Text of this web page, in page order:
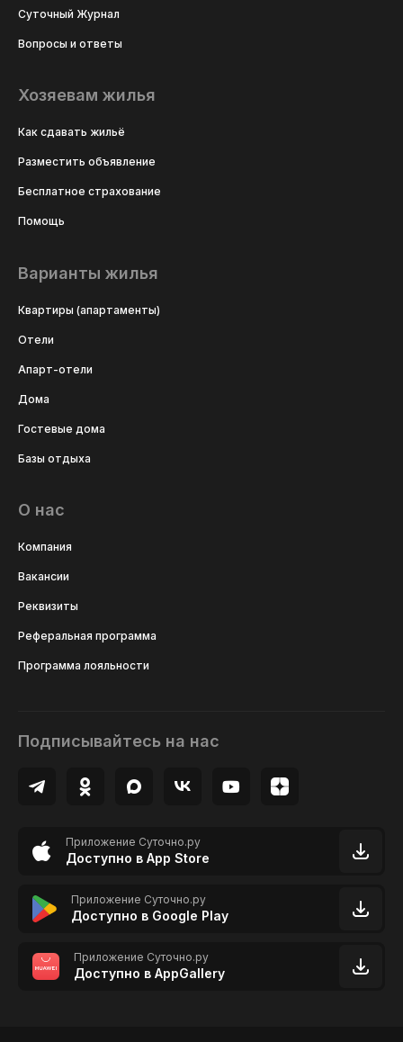
Суточный Журнал
Вопросы и ответы
Хозяевам жилья
Как сдавать жильё
Разместить объявление
Бесплатное страхование
Помощь
Варианты жилья
Квартиры (апартаменты)
Отели
Апарт-отели
Дома
Гостевые дома
Базы отдыха
О нас
Компания
Вакансии
Реквизиты
Реферальная программа
Программа лояльности
Подписывайтесь на нас
Приложение Суточно.ру
Доступно в App Store
Приложение Суточно.ру
Доступно в Google Play
Приложение Суточно.ру
Доступно в AppGallery